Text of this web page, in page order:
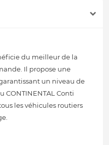
du meilleur de la
Il propose une
un niveau de
CONTINENTAL Conti
les véhicules routiers